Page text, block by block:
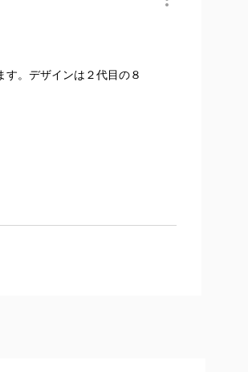
。デザインは２代目の８